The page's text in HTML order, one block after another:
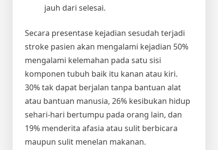
jauh dari selesai.
Secara presentase kejadian sesudah terjadi
stroke pasien akan mengalami kejadian 50%
mengalami kelemahan pada satu sisi
komponen tubuh baik itu kanan atau kiri.
30% tak dapat berjalan tanpa bantuan alat
atau bantuan manusia, 26% kesibukan hidup
sehari-hari bertumpu pada orang lain, dan
19% menderita afasia atau sulit berbicara
maupun sulit menelan makanan.